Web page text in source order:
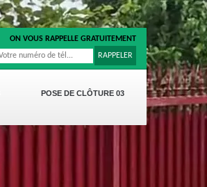
POSE DE CLÔTURE 03
ON VOUS RAPPELLE GRATUITEMENT